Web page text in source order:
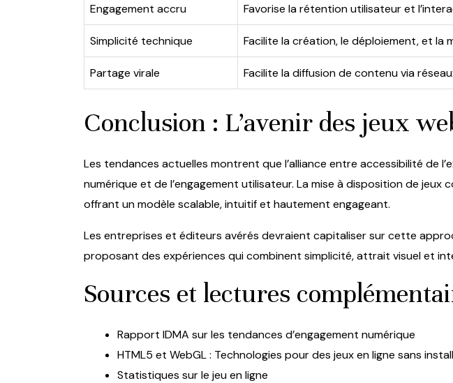
Engagement accru Favorise la rétention utilisateur et
Simplicité technique Facilite la création, le déploiement, et la
Partage virale Facilite la diffusion de contenu via
Conclusion : L’avenir des jeux
Les tendances actuelles montrent que l’alliance entre accessibilité de
numérique et de l’engagement utilisateur. La mise à disposition de
offrant un modèle scalable, intuitif et hautement engageant.
Les entreprises et éditeurs avérés devraient capitaliser sur cette
proposant des expériences qui combinent simplicité, attrait visuel et
Sources et lectures
Rapport IDMA sur les tendances d’engagement numérique
HTML5 et WebGL : Technologies pour des jeux en ligne sans
Statistiques sur le jeu en ligne